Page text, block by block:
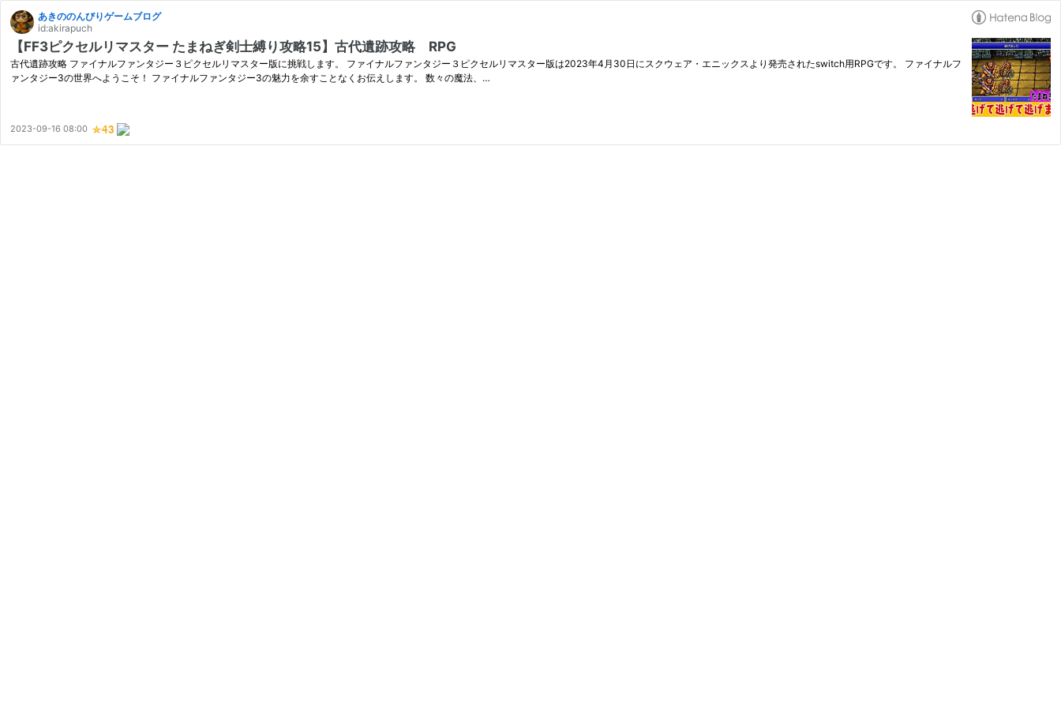
あきののんびりゲームブログ
id:akirapuch
【FF3ピクセルリマスター たまねぎ剣士縛り攻略15】古代遺跡攻略 RPG
古代遺跡攻略 ファイナルファンタジー３ピクセルリマスター版に挑戦します。 ファイナルファンタジー３ピクセルリマスター版は2023年4月30日にスクウェア・エニックスより発売されたswitch用RPGです。 ファイナルフ
ァンタジー3の世界へようこそ！ ファイナルファンタジー3の魅力を余すことなくお伝えします。 数々の魔法、…
2023-09-16 08:00